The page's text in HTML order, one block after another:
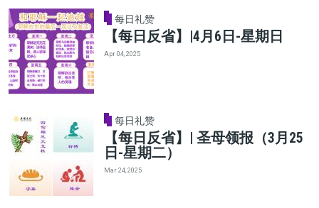
每日礼赞
【每日反省】|4月6日-星期日
Apr 04, 2025
每日礼赞
【每日反省】| 圣母领报（3月25
日-星期二）
Mar 24, 2025